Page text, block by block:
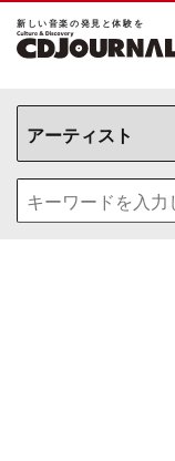
新しい⾳楽の発⾒と体験を